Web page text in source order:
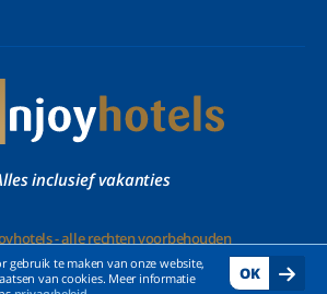
gebruik te maken van onze website,
van cookies. Meer informatie
OK
inclusief vakanties
- alle rechten voorbehouden